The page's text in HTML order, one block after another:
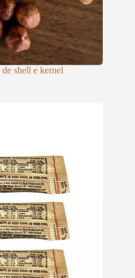
shell e kernel